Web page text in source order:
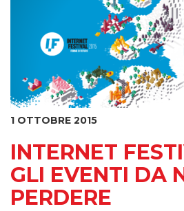
1 OTTOBRE 2015
INTERNET
GLI EVENTI DA
PERDERE